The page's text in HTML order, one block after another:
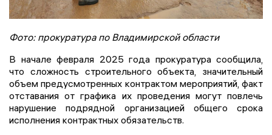
Фото: прокуратура по Владимирской области
В начале февраля 2025 года прокуратура сообщила,
что сложность строительного объекта, значительный
объем предусмотренных контрактом мероприятий, факт
отставания от графика их проведения могут повлечь
нарушение подрядной организацией общего срока
исполнения контрактных обязательств.